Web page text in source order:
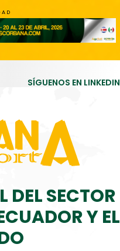
SÍGUENOS EN LINKEDIN
DEL SECTOR
Y EL